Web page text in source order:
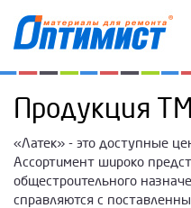
Продукция
«Латек» - это доступные
Ассортимент широко
общестроительного
справляются с